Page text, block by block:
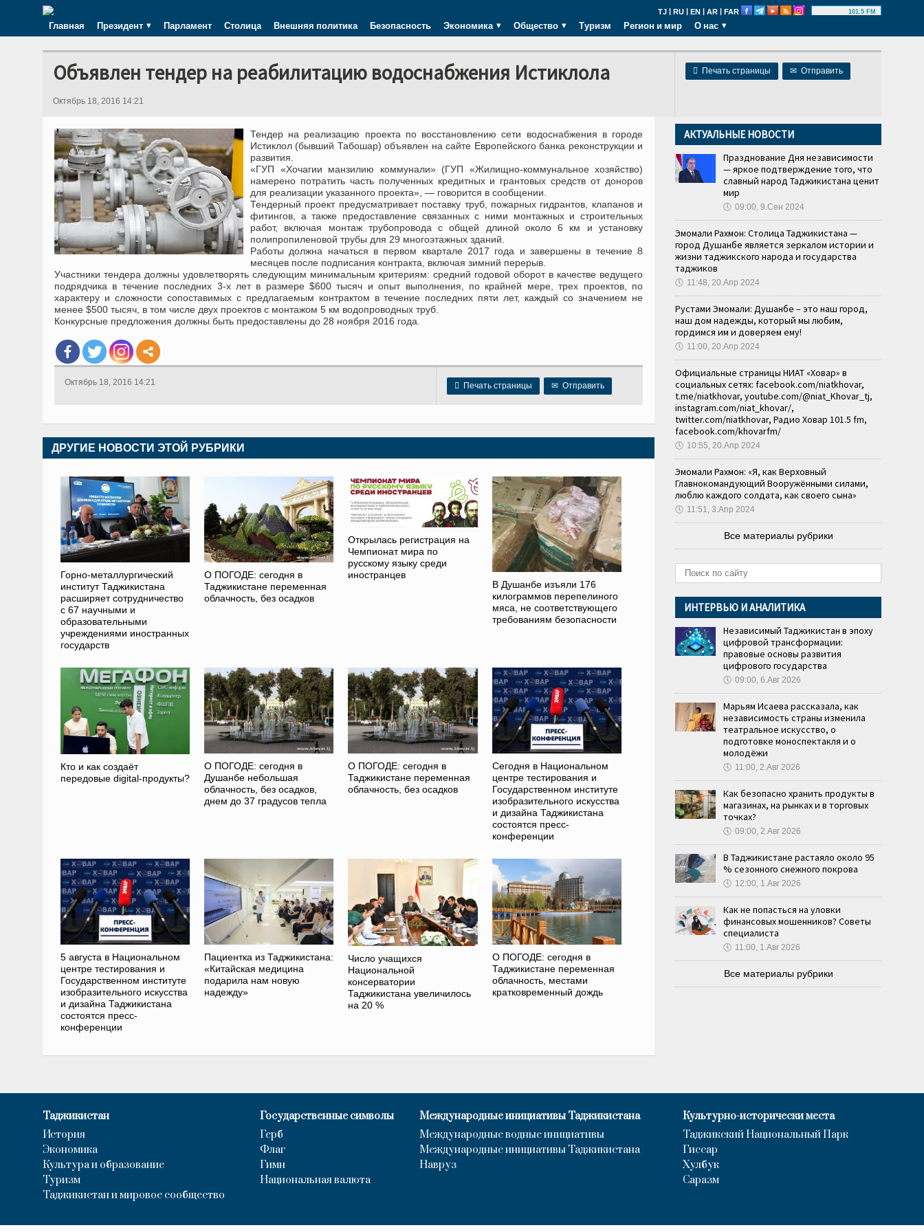
TJ | RU | EN | AR | FAR 101.5 FM
Главная Президент Парламент Столица Внешняя политика Безопасность Экономика Общество Туризм Регион и мир О нас
 Печать страницы ✉ Отправить
Объявлен тендер на реабилитацию водоснабжения Истиклола
Октябрь 18, 2016 14:21
Тендер на реализацию проекта по восстановлению сети водоснабжения в городе
Истиклол (бывший Табошар) объявлен на сайте Европейского банка реконструкции и
развития.
«ГУП «Хочагии манзилию коммунали» (ГУП «Жилищно-коммунальное хозяйство)
намерено потратить часть полученных кредитных и грантовых средств от доноров
для реализации указанного проекта», — говорится в сообщении.
Тендерный проект предусматривает поставку труб, пожарных гидрантов, клапанов и
фитингов, а также предоставление связанных с ними монтажных и строительных
работ, включая монтаж трубопровода с общей длиной около 6 км и установку
полипропиленовой трубы для 29 многоэтажных зданий.
Работы должна начаться в первом квартале 2017 года и завершены в течение 8
месяцев после подписания контракта, включая зимний перерыв.
Участники тендера должны удовлетворять следующим минимальным критериям: средний годовой оборот в качестве ведущего
подрядчика в течение последних 3-х лет в размере $600 тысяч и опыт выполнения, по крайней мере, трех проектов, по
характеру и сложности сопоставимых с предлагаемым контрактом в течение последних пяти лет, каждый со значением не
менее $500 тысяч, в том числе двух проектов с монтажом 5 км водопроводных труб.
Конкурсные предложения должны быть предоставлены до 28 ноября 2016 года.
 Печать страницы ✉ Отправить
Октябрь 18, 2016 14:21
ДРУГИЕ НОВОСТИ ЭТОЙ РУБРИКИ
Горно-металлургический
институт Таджикистана
расширяет сотрудничество
с 67 научными и
образовательными
учреждениями иностранных
государств
О ПОГОДЕ: сегодня в
Таджикистане переменная
облачность, без осадков
Открылась регистрация на
Чемпионат мира по
русскому языку среди
иностранцев
В Душанбе изъяли 176
килограммов перепелиного
мяса, не соответствующего
требованиям безопасности
Кто и как создаёт
передовые digital-продукты?
О ПОГОДЕ: сегодня в
Душанбе небольшая
облачность, без осадков,
днем до 37 градусов тепла
О ПОГОДЕ: сегодня в
Таджикистане переменная
облачность, без осадков
Сегодня в Национальном
центре тестирования и
Государственном институте
изобразительного искусства
и дизайна Таджикистана
состоятся пресс-
конференции
5 августа в Национальном
центре тестирования и
Государственном институте
изобразительного искусства
и дизайна Таджикистана
состоятся пресс-
конференции
Пациентка из Таджикистана:
«Китайская медицина
подарила нам новую
надежду»
Число учащихся
Национальной
консерватории
Таджикистана увеличилось
на 20 %
О ПОГОДЕ: сегодня в
Таджикистане переменная
облачность, местами
кратковременный дождь
АКТУАЛЬНЫЕ НОВОСТИ
Празднование Дня независимости
— яркое подтверждение того, что
славный народ Таджикистана ценит
мир
🕔 09:00, 9.Сен 2024
Эмомали Рахмон: Столица Таджикистана —
город Душанбе является зеркалом истории и
жизни таджикского народа и государства
таджиков
🕔 11:48, 20.Апр 2024
Рустами Эмомали: Душанбе – это наш город,
наш дом надежды, который мы любим,
гордимся им и доверяем ему!
🕔 11:00, 20.Апр 2024
Официальные страницы НИАТ «Ховар» в
социальных сетях: facebook.com/niatkhovar,
t.me/niatkhovar, youtube.com/@niat_Khovar_tj,
instagram.com/niat_khovar/,
twitter.com/niatkhovar, Радио Ховар 101.5 fm,
facebook.com/khovarfm/
🕔 10:55, 20.Апр 2024
Эмомали Рахмон: «Я, как Верховный
Главнокомандующий Вооружёнными силами,
люблю каждого солдата, как своего сына»
🕔 11:51, 3.Апр 2024
Все материалы рубрики
ИНТЕРВЬЮ И АНАЛИТИКА
Независимый Таджикистан в эпоху
цифровой трансформации:
правовые основы развития
цифрового государства
🕔 09:00, 6.Авг 2026
Марьям Исаева рассказала, как
независимость страны изменила
театральное искусство, о
подготовке моноспектакля и о
молодёжи
🕔 11:00, 2.Авг 2026
Как безопасно хранить продукты в
магазинах, на рынках и в торговых
точках?
🕔 09:00, 2.Авг 2026
В Таджикистане растаяло около 95
% сезонного снежного покрова
🕔 12:00, 1.Авг 2026
Как не попасться на уловки
финансовых мошенников? Советы
специалиста
🕔 11:00, 1.Авг 2026
Все материалы рубрики
Таджикистан
История
Экономика
Культура и образование
Туризм
Таджикистан и мировое сообщество
Государственные символы
Герб
Флаг
Гимн
Национальная валюта
Международные инициативы Таджикистана
Международные водные инициативы
Международные инициативы Таджикистана
Навруз
Культурно-исторически места
Таджикский Национальный Парк
Гиссар
Хулбук
Саразм